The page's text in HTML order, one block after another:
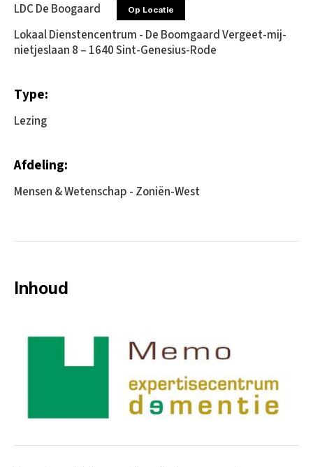
LDC De Boogaard Op Locatie
Lokaal Dienstencentrum - De Boomgaard Vergeet-mij-
nietjeslaan 8 – 1640 Sint-Genesius-Rode
Type:
Lezing
Afdeling:
Mensen & Wetenschap - Zoniën-West
Inhoud